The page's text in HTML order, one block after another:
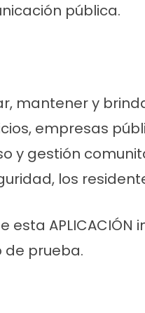
pública.
mantener y
empresas
y gestión
los
esta
de prueba.